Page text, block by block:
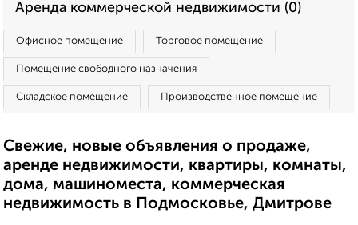
Аренда коммерческой недвижимости (0)
Офисное помещение Торговое помещение
Помещение свободного назначения
Складское помещение Производственное помещение
Свежие, новые объявления о продаже,
аренде недвижимости, квартиры, комнаты,
дома, машиноместа, коммерческая
недвижимость в Подмосковье, Дмитрове